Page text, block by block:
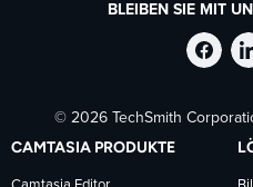
BLEIBEN SIE MIT
auf
© 2026 TechSmith
CAMTASIA PRODUKTE